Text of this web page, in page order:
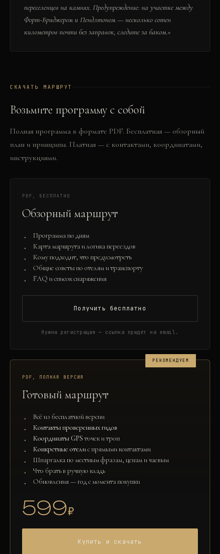
переселенцев на камнях. Предупреждение: на участке между
Форт-Бриджером и Пендлтоном — несколько сотен
километров почти без заправок, следите за баком.»
СКАЧАТЬ МАРШРУТ
Возьмите программу с собой
Полная программа в формате PDF. Бесплатная — обзорный
план и принципы. Платная — с контактами, координатами,
инструкциями.
PDF, БЕСПЛАТНО
Обзорный маршрут
Программа по дням
Карта маршрута и логика переездов
Кому подходит, что предусмотреть
Общие советы по отелям и транспорту
FAQ и список снаряжения
Получить бесплатно
Нужна регистрация — ссылка придёт на email.
РЕКОМЕНДУЕМ
PDF, ПОЛНАЯ ВЕРСИЯ
Готовый маршрут
Всё из бесплатной версии
Контакты проверенных гидов
Координаты GPS точек и троп
Конкретные отелис прямыми контактами
Шпаргалка по местным фразам, ценам и чаевым
Что брать в ручную кладь
Обновления — год с момента покупки
599₽
Купить и скачать